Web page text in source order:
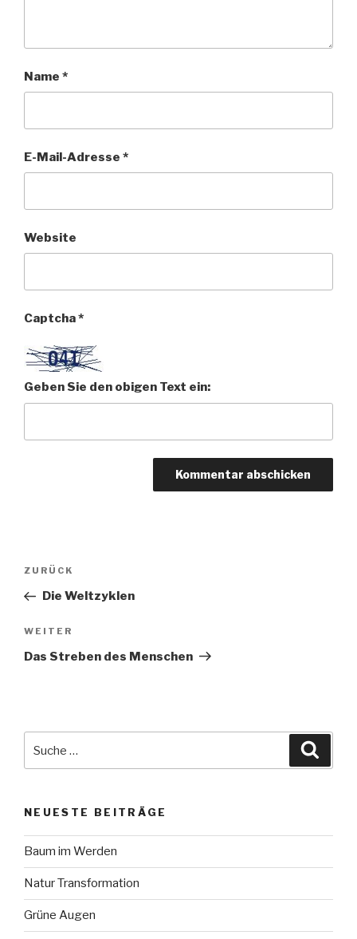
Name *
E-Mail-Adresse *
Website
Captcha*
Geben Sie den obigen Text ein:
Beitragsnavigation
Vorheriger
Beitrag
ZURÜCK
Die Weltzyklen
Nächster
Beitrag
WEITER
Das Streben des Menschen
NEUESTE BEITRÄGE
Baum im Werden
Natur Transformation
Grüne Augen